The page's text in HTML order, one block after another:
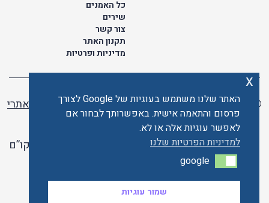
כל האמנים
שירים
צור קשר
תקנון האתר
מדיניות ופרטיות
© כל הזכויות שמורות לתו ישראלי | ליאור מזור -
בניית אתרי
וורדפרס
האתר פועל ברשיון אקו”ם
האתר שלנו משתמש בעוגיות של Google לצורך
פרסום והתאמה אישית. באפשרותך לבחור אם
לאפשר עוגיות אלה או לא.
למדיניות הפרטיות שלנו
google
google
שמור עוגיות
x